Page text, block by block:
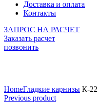
Доставка и оплата
Контакты
ЗАПРОС НА РАСЧЕТ
Заказать расчет
позвонить
HomeГладкие карнизы К-22
Previous product